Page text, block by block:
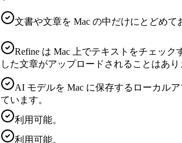
文書や文章を Mac の中だけにとどめて
Refine は Mac 上でテキストをチェック
した文章がアップロードされることはあり
AI モデルを Mac に保存するローカル
ています。
利用可能。
利用可能。